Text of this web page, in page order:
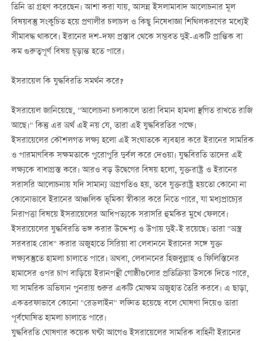
তিনি তা গ্রহণ করেছেন। আশা করা যায়, আসন্ন ইসলামাবাদ আলোচনার মূল
বিষয়বস্তু সংকুচিত হয়ে প্রণালীর চলাচল ও কিছু নিষেধাজ্ঞা শিথিলকরণের মধ্যেই
সীমাবদ্ধ থাকবে। ইরানের দশ-দফা প্রস্তাব থেকে সম্ভবত দুই-একটি প্রান্তিক বা
কম গুরুত্বপূর্ণ বিষয় চূড়ান্ত হতে পারে।
ইসরায়েল কি যুদ্ধবিরতি সমর্থন করে?
ইসরায়েল জানিয়েছে, "আলোচনা চলাকালে তারা বিমান হামলা স্থগিত রাখতে রাজি
আছে।" কিন্তু এর অর্থ এই নয় যে, তারা এই যুদ্ধবিরতির পক্ষে।
ইসরায়েলের কৌশলগত লক্ষ্য হলো এই সংঘাতকে ব্যবহার করে ইরানের সামরিক
ও পারমাণবিক সক্ষমতাকে পুরোপুরি দুর্বল করে দেওয়া। যুদ্ধবিরতি তাদের এই
লক্ষ্যকে বাধাগ্রস্ত করে। আরও বড় উদ্বেগের বিষয় হলো, যুক্তরাষ্ট্র ও ইরানের
সরাসরি আলোচনায় যদি সামান্য অগ্রগতিও হয়, তবে যুক্তরাষ্ট্র হয়তো কোনো না
কোনোভাবে ইরানের আঞ্চলিক ভূমিকা স্বীকার করে নিতে পারে, যা মধ্যপ্রাচ্যের
নিরাপত্তা বিষয়ে ইসরায়েলের আধিপত্যকে সরাসরি হুমকির মুখে ফেলবে।
ইসরায়েলের যুদ্ধবিরতি ভঙ্গ করার উদ্দেশ্য ও উপায় দুই-ই রয়েছে। তারা "অস্ত্র
সরবরাহ রোধ" করার অজুহাতে সিরিয়া বা লেবাননে ইরানের সঙ্গে যুক্ত
লক্ষ্যবস্তুতে হামলা চালাতে পারে। অথবা, লেবাননের হিজবুল্লাহ ও ফিলিস্তিনের
হামাসের ওপর চাপ বাড়িয়ে ইরানপন্থী গোষ্ঠীগুলোর প্রতিক্রিয়া উসকে দিতে পারে,
যা সামরিক অভিযান পুনরায় শুরুর একটি মোক্ষম অজুহাত তৈরি করবে। এ ছাড়া,
একতরফাভাবে কোনো "রেডলাইন" লঙ্ঘিত হয়েছে বলে ঘোষণা দিয়েও তারা
পূর্বঘোষিত হামলা চালাতে পারে।
যুদ্ধবিরতি ঘোষণার কয়েক ঘণ্টা আগেও ইসরায়েলের সামরিক বাহিনী ইরানের